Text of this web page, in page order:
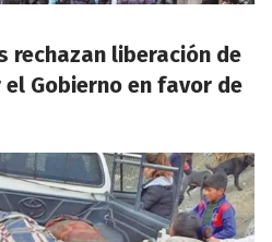
rechazan liberación de
Gobierno en favor de